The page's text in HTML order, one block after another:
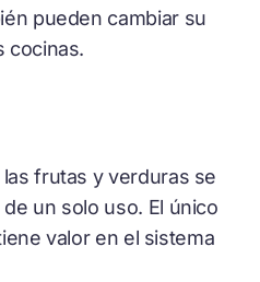
pueden cambiar su
cocinas.
frutas y verduras se
un solo uso. El único
valor en el sistema